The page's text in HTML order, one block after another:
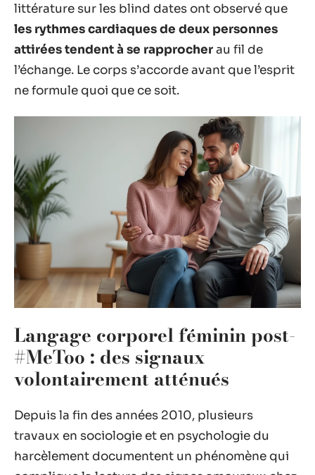
littérature sur les blind dates ont observé que
les rythmes cardiaques de deux personnes
attirées tendent à se rapprocherau fil de
l’échange. Le corps s’accorde avant que l’esprit
ne formule quoi que ce soit.
Langage corporel féminin post-
#MeToo : des signaux
volontairement atténués
Depuis la fin des années 2010, plusieurs
travaux en sociologie et en psychologie du
harcèlement documentent un phénomène qui